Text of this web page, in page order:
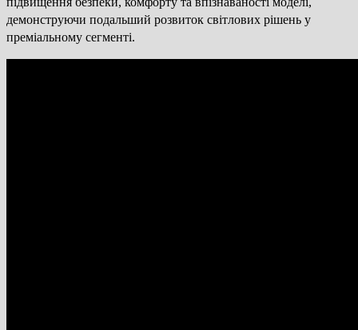
демонструючи подальший розвиток світлових рішень у
преміальному сегменті.